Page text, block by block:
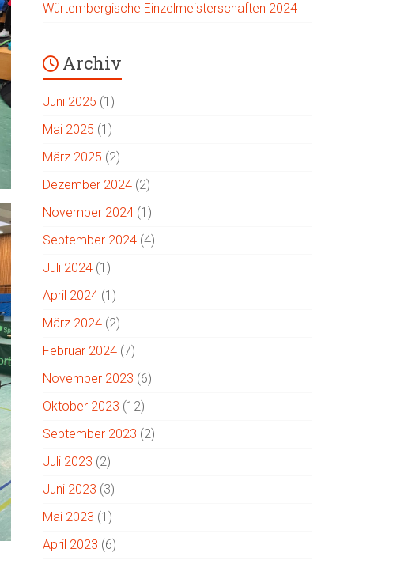
Würtembergische Einzelmeisterschaften 2024
Archiv
Juni 2025 (1)
Mai 2025 (1)
März 2025 (2)
Dezember 2024 (2)
November 2024 (1)
September 2024 (4)
Juli 2024 (1)
April 2024 (1)
März 2024 (2)
Februar 2024 (7)
November 2023 (6)
Oktober 2023 (12)
September 2023 (2)
Juli 2023 (2)
Juni 2023 (3)
Mai 2023 (1)
April 2023 (6)